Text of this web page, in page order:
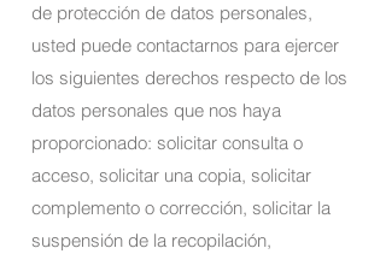
de protección de datos personales,
usted puede contactarnos para ejercer
los siguientes derechos respecto de los
datos personales que nos haya
proporcionado: solicitar consulta o
acceso, solicitar una copia, solicitar
complemento o corrección, solicitar la
suspensión de la recopilación,